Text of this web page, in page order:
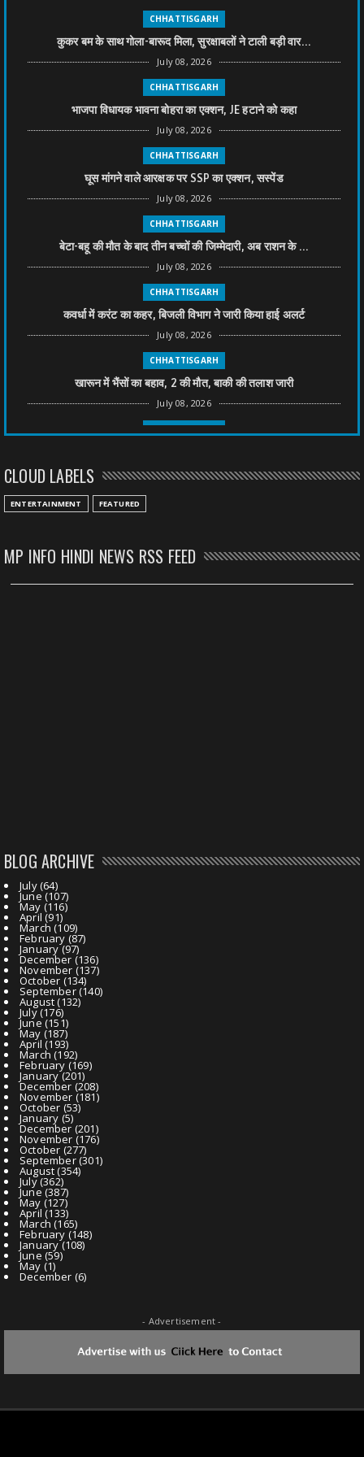
CHHATTISGARH
कुकर बम के साथ गोला-बारूद मिला, सुरक्षाबलों ने टाली बड़ी वार...
July 08, 2026
CHHATTISGARH
भाजपा विधायक भावना बोहरा का एक्शन, JE हटाने को कहा
July 08, 2026
CHHATTISGARH
घूस मांगने वाले आरक्षक पर SSP का एक्शन, सस्पेंड
July 08, 2026
CHHATTISGARH
बेटा-बहू की मौत के बाद तीन बच्चों की जिम्मेदारी, अब राशन के ...
July 08, 2026
CHHATTISGARH
कवर्धा में करंट का कहर, बिजली विभाग ने जारी किया हाई अलर्ट
July 08, 2026
CHHATTISGARH
खारून में भैंसों का बहाव, 2 की मौत, बाकी की तलाश जारी
July 08, 2026
CHHATTISGARH
July 08, 2026
CHHATTISGARH
महादेव ऐप केस में बड़ा एक्शन, सौरभ चंद्राकर हिरासत में
CLOUD LABELS
ENTERTAINMENT FEATURED
MP INFO HINDI NEWS RSS FEED
BLOG ARCHIVE
July(64)
June(107)
May (116)
April (91)
March (109)
February (87)
January(97)
December (136)
November (137)
October (134)
September(140)
August(132)
July(176)
June(151)
May (187)
April (193)
March (192)
February (169)
January(201)
December (208)
November (181)
October (53)
January (5)
December(201)
November (176)
October (277)
September(301)
August(354)
July(362)
June(387)
May (127)
April (133)
March (165)
February (148)
January(108)
June (59)
May (1)
December (6)
- Advertisement -